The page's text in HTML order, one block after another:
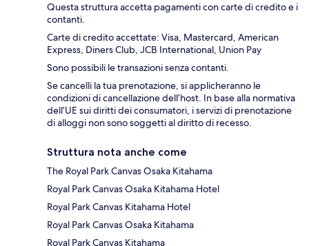
Questa struttura accetta pagamenti con carte di credito e i
contanti.
Carte di credito accettate: Visa, Mastercard, American
Express, Diners Club, JCB International, Union Pay
Sono possibili le transazioni senza contanti.
Se cancelli la tua prenotazione, si applicheranno le
condizioni di cancellazione dell’host. In base alla normativa
dell’UE sui diritti dei consumatori, i servizi di prenotazione
di alloggi non sono soggetti al diritto di recesso.
Struttura nota anche come
The Royal Park Canvas Osaka Kitahama
Royal Park Canvas Osaka Kitahama Hotel
Royal Park Canvas Kitahama Hotel
Royal Park Canvas Osaka Kitahama
Royal Park Canvas Kitahama